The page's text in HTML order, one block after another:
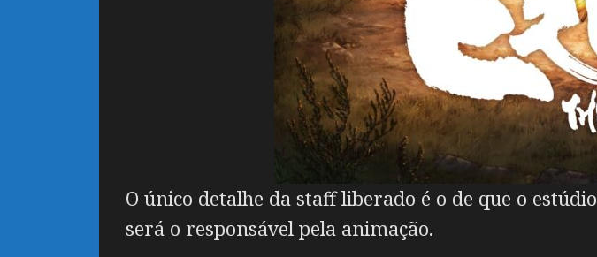
O único detalhe da staff liberado é o de que o estúdio
será o responsável pela animação.